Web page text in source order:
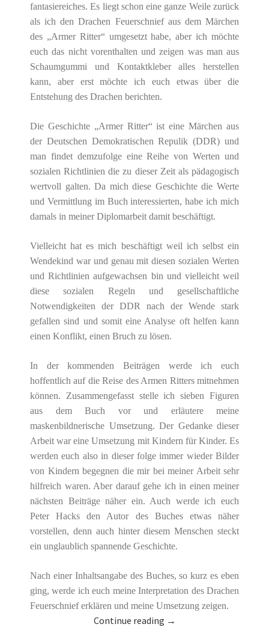
fantasiereiches. Es liegt schon eine ganze Weile zurück
als ich den Drachen Feuerschnief aus dem Märchen
des „Armer Ritter“ umgesetzt habe, aber ich möchte
euch das nicht vorenthalten und zeigen was man aus
Schaumgummi und Kontaktkleber alles herstellen
kann, aber erst möchte ich euch etwas über die
Entstehung des Drachen berichten.
Die Geschichte „Armer Ritter“ ist eine Märchen aus
der Deutschen Demokratischen Repulik (DDR) und
man findet demzufolge eine Reihe von Werten und
sozialen Richtlinien die zu dieser Zeit als pädagogisch
wertvoll galten. Da mich diese Geschichte die Werte
und Vermittlung im Buch interessierten, habe ich mich
damals in meiner Diplomarbeit damit beschäftigt.
Vielleicht hat es mich beschäftigt weil ich selbst ein
Wendekind war und genau mit diesen sozialen Werten
und Richtlinien aufgewachsen bin und vielleicht weil
diese sozialen Regeln und gesellschaftliche
Notwendigkeiten der DDR nach der Wende stark
gefallen sind und somit eine Analyse oft helfen kann
einen Konflikt, einen Bruch zu lösen.
In der kommenden Beiträgen werde ich euch
hoffentlich auf die Reise des Armen Ritters mitnehmen
können. Zusammengefasst stelle ich sieben Figuren
aus dem Buch vor und erläutere meine
maskenbildnerische Umsetzung. Der Gedanke dieser
Arbeit war eine Umsetzung mit Kindern für Kinder. Es
werden euch also in dieser folge immer wieder Bilder
von Kindern begegnen die mir bei meiner Arbeit sehr
hilfreich waren. Aber darauf gehe ich in einen meiner
nächsten Beiträge näher ein. Auch werde ich euch
Peter Hacks den Autor des Buches etwas näher
vorstellen, denn auch hinter diesem Menschen steckt
ein unglaublich spannende Geschichte.
Nach einer Inhaltsangabe des Buches, so kurz es eben
ging, werde ich euch meine Interpretation des Drachen
Feuerschnief erklären und meine Umsetzung zeigen.
Continue reading →